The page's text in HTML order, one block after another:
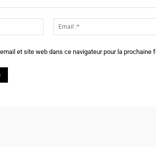
:*
et site web dans ce navigateur pour la prochaine